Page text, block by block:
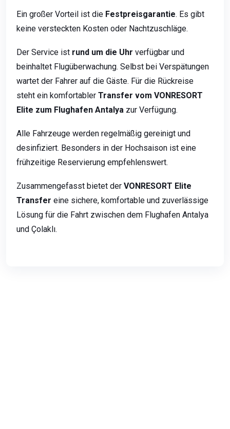
Ein großer Vorteil ist die Festpreisgarantie. Es gibt
keine versteckten Kosten oder Nachtzuschläge.
Der Service ist rund um die Uhr verfügbar und
beinhaltet Flugüberwachung. Selbst bei Verspätungen
wartet der Fahrer auf die Gäste. Für die Rückreise
steht ein komfortabler Transfer vom VONRESORT
Elite zum Flughafen Antalya zur Verfügung.
Alle Fahrzeuge werden regelmäßig gereinigt und
desinfiziert. Besonders in der Hochsaison ist eine
frühzeitige Reservierung empfehlenswert.
Zusammengefasst bietet der VONRESORT Elite
Transfer eine sichere, komfortable und zuverlässige
Lösung für die Fahrt zwischen dem Flughafen Antalya
und Çolaklı.